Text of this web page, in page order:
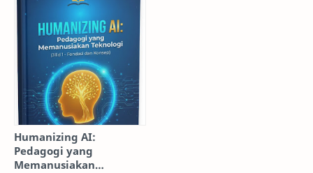
Siswa SMA pada Materi
Gerak Melingkar
Humanizing AI:
Pedagogi yang
Memanusiakan